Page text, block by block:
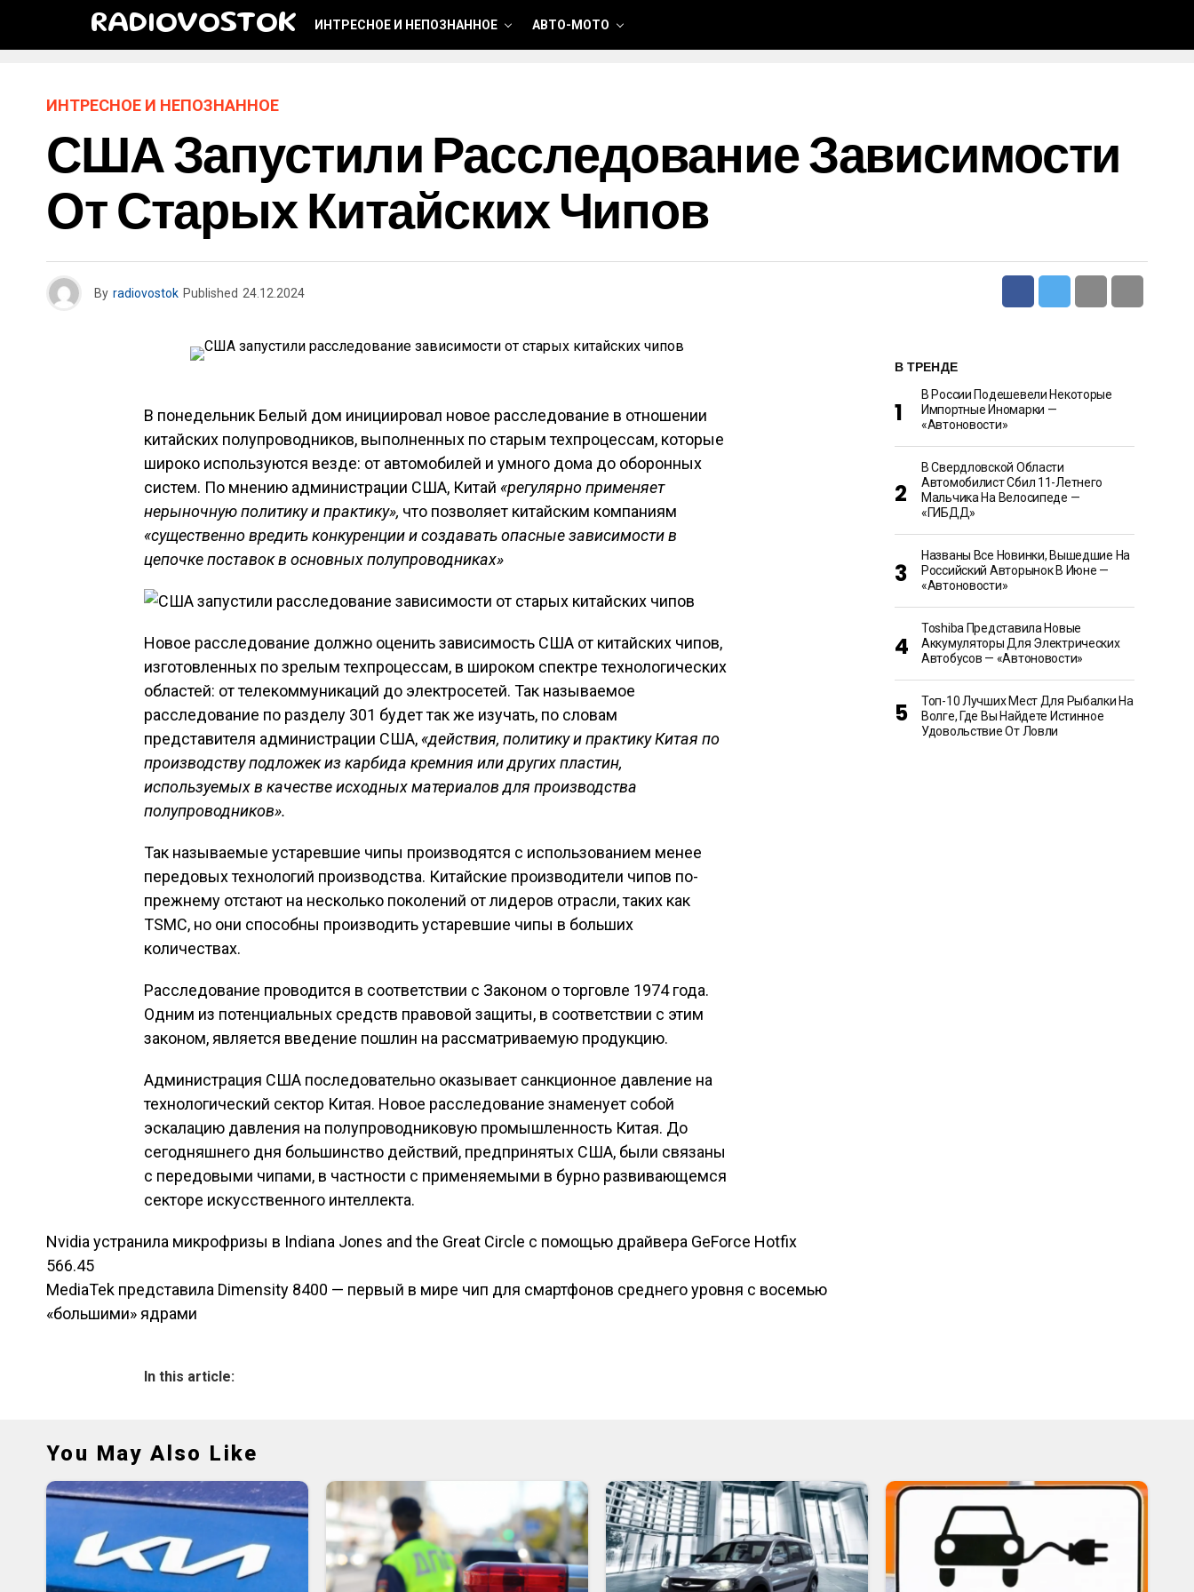
RADIOVOSTOK ИНТРЕСНОЕ И НЕПОЗНАННОЕ АВТО-МОТО
ИНТРЕСНОЕ И НЕПОЗНАННОЕ
США Запустили Расследование Зависимости
От Старых Китайских Чипов
By radiovostok Published 24.12.2024
В понедельник Белый дом инициировал новое расследование в отношении
китайских полупроводников, выполненных по старым техпроцессам, которые
широко используются везде: от автомобилей и умного дома до оборонных
систем. По мнению администрации США, Китай «регулярно применяет
нерыночную политику и практику», что позволяет китайским компаниям
«существенно вредить конкуренции и создавать опасные зависимости в
цепочке поставок в основных полупроводниках»
Новое расследование должно оценить зависимость США от китайских чипов,
изготовленных по зрелым техпроцессам, в широком спектре технологических
областей: от телекоммуникаций до электросетей. Так называемое
расследование по разделу 301 будет так же изучать, по словам
представителя администрации США, «действия, политику и практику Китая по
производству подложек из карбида кремния или других пластин,
используемых в качестве исходных материалов для производства
полупроводников».
Так называемые устаревшие чипы производятся с использованием менее
передовых технологий производства. Китайские производители чипов по-
прежнему отстают на несколько поколений от лидеров отрасли, таких как
TSMC, но они способны производить устаревшие чипы в больших
количествах.
Расследование проводится в соответствии с Законом о торговле 1974 года.
Одним из потенциальных средств правовой защиты, в соответствии с этим
законом, является введение пошлин на рассматриваемую продукцию.
Администрация США последовательно оказывает санкционное давление на
технологический сектор Китая. Новое расследование знаменует собой
эскалацию давления на полупроводниковую промышленность Китая. До
сегодняшнего дня большинство действий, предпринятых США, были связаны
с передовыми чипами, в частности с применяемыми в бурно развивающемся
секторе искусственного интеллекта.
Навигация по записям
Nvidia устранила микрофризы в Indiana Jones and the Great Circle с помощью драйвера GeForce Hotfix
566.45
MediaTek представила Dimensity 8400 — первый в мире чип для смартфонов среднего уровня с восемью
«большими» ядрами
In this article:
В ТРЕНДЕ
В России Подешевели Некоторые
Импортные Иномарки —
«Автоновости»
В Свердловской Области
Автомобилист Сбил 11-Летнего
Мальчика На Велосипеде —
«ГИБДД»
Названы Все Новинки, Вышедшие На
Российский Авторынок В Июне —
«Автоновости»
Toshiba Представила Новые
Аккумуляторы Для Электрических
Автобусов — «Автоновости»
Топ-10 Лучших Мест Для Рыбалки На
Волге, Где Вы Найдете Истинное
Удовольствие От Ловли
You May Also Like